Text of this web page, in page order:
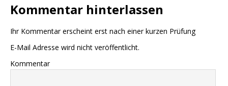
Kommentar hinterlassen
Ihr Kommentar erscheint erst nach einer kurzen Prüfung
E-Mail Adresse wird nicht veröffentlicht.
Kommentar